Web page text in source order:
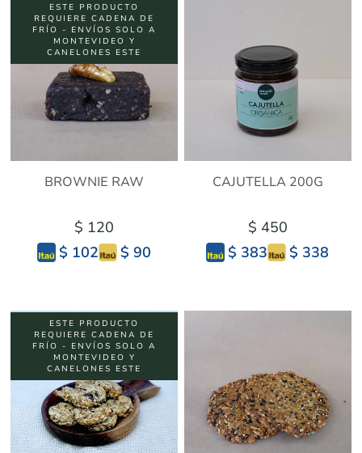
ESTE PRODUCTO
REQUIERE CADENA DE
FRÍO - ENVÍOS SOLO A
MONTEVIDEO Y
CANELONES ESTE
BROWNIE RAW
$ 120
$ 102
$ 90
CAJUTELLA 200G
$ 450
$ 383
$ 338
ESTE PRODUCTO
REQUIERE CADENA DE
FRÍO - ENVÍOS SOLO A
MONTEVIDEO Y
CANELONES ESTE